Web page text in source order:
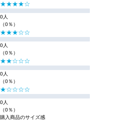
★★★★☆
0人
（0％）
★★★☆☆
0人
（0％）
★★☆☆☆
0人
（0％）
★☆☆☆☆
0人
（0％）
購入商品のサイズ感